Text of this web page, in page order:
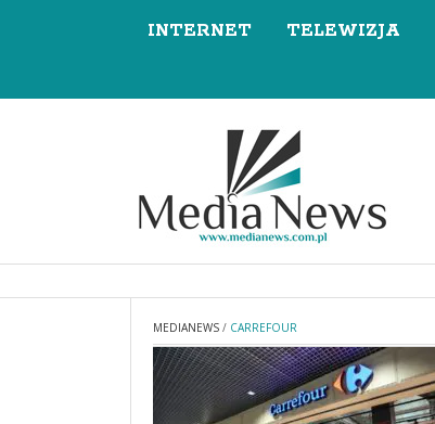
INTERNET TELEWIZJA
MEDIANEWS / CARREFOUR